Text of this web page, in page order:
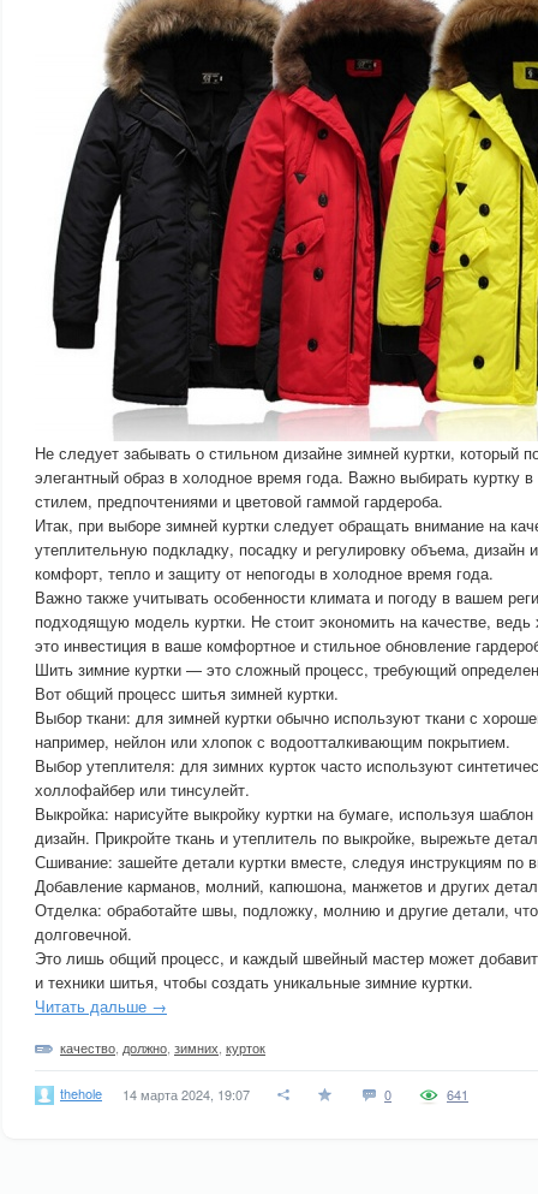
Не следует забывать о стильном дизайне зимней куртки, который
элегантный образ в холодное время года. Важно выбирать куртку
стилем, предпочтениями и цветовой гаммой гардероба.
Итак, при выборе зимней куртки следует обращать внимание на
утеплительную подкладку, посадку и регулировку объема, дизайн
комфорт, тепло и защиту от непогоды в холодное время года.
Важно также учитывать особенности климата и погоду в вашем
подходящую модель куртки. Не стоит экономить на качестве, ведь
это инвестиция в ваше комфортное и стильное обновление
Шить зимние куртки — это сложный процесс, требующий
Вот общий процесс шитья зимней куртки.
Выбор ткани: для зимней куртки обычно используют ткани с
например, нейлон или хлопок с водоотталкивающим покрытием.
Выбор утеплителя: для зимних курток часто используют
холлофайбер или тинсулейт.
Выкройка: нарисуйте выкройку куртки на бумаге, используя
дизайн. Прикройте ткань и утеплитель по выкройке, вырежьте
Сшивание: зашейте детали куртки вместе, следуя инструкциям по
Добавление карманов, молний, капюшона, манжетов и других
Отделка: обработайте швы, подложку, молнию и другие детали,
долговечной.
Это лишь общий процесс, и каждый швейный мастер может
и техники шитья, чтобы создать уникальные зимние куртки.
Читать дальше →
качество должно зимних курток
thehole 14 марта 2024, 19:07 0 641